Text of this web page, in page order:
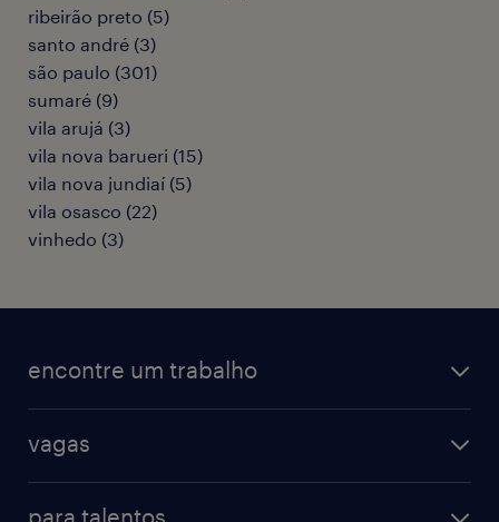
ribeirão preto (5)
santo andré (3)
são paulo (301)
sumaré (9)
vila arujá (3)
vila nova barueri (15)
vila nova jundiaí (5)
vila osasco (22)
vinhedo (3)
encontre um trabalho
vagas na randstad
vagas
para talentos